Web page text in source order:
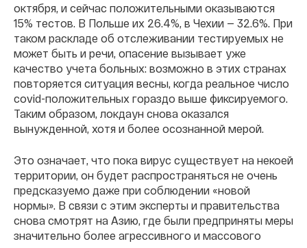
октября, и сейчас положительными оказываются
15% тестов. В Польше их 26.4%, в Чехии — 32.6%. При
таком раскладе об отслеживании тестируемых не
может быть и речи, опасение вызывает уже
качество учета больных: возможно в этих странах
повторяется ситуация весны, когда реальное число
covid-положительных гораздо выше фиксируемого.
Таким образом, локдаун снова оказался
вынужденной, хотя и более осознанной мерой.
Это означает, что пока вирус существует на некоей
территории, он будет распространяться не очень
предсказуемо даже при соблюдении «новой
нормы». В связи с этим эксперты и правительства
снова смотрят на Азию, где были предприняты меры
значительно более агрессивного и массового